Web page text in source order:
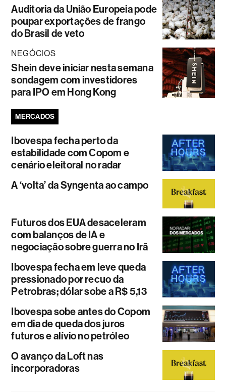
Auditoria da União Europeia pode
poupar exportações de frango
do Brasil de veto
NEGÓCIOS
Shein deve iniciar nesta semana
sondagem com investidores
para IPO em Hong Kong
MERCADOS
Ibovespa fecha perto da
estabilidade com Copom e
cenário eleitoral no radar
A ‘volta’ da Syngenta ao campo
Futuros dos EUA desaceleram
com balanços de IA e
negociação sobre guerra no Irã
Ibovespa fecha em leve queda
pressionado por recuo da
Petrobras; dólar sobe a R$ 5,13
Ibovespa sobe antes do Copom
em dia de queda dos juros
futuros e alívio no petróleo
O avanço da Loft nas
incorporadoras